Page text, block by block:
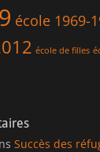
école 1969-
école de filles
Succès des